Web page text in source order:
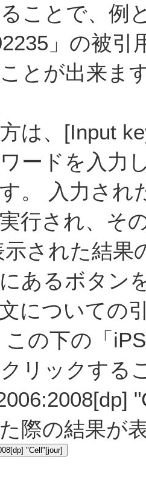
ことで、例
」の被
とが出来ま
は、[Input
ードを入力
。 入力され
行され、そ
された結果
あるボタン
についての
この下の「
リックする
際の結果が